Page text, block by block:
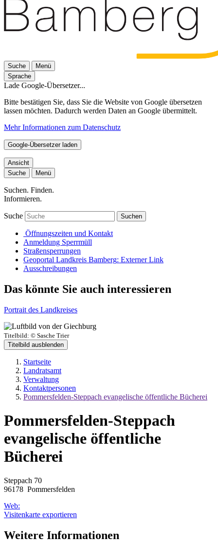
Suche
Menü
Sprache
Lade Google-Übersetzer...
Bitte bestätigen Sie, dass Sie die Website von Google übersetzen
lassen möchten. Dadurch werden Daten an Google übermittelt.
Mehr Informationen zum Datenschutz
Google-Übersetzer laden
Ansicht
Suche
Menü
Suchen. Finden.
Informieren.
Suche Suchen
Öffnungszeiten und Kontakt
Anmeldung Sperrmüll
Straßensperrungen
Geoportal Landkreis Bamberg: Externer Link
Ausschreibungen
Das könnte Sie auch interessieren
Portrait des Landkreises
Titelbild: © Sasche Trier
Titelbild ausblenden
Startseite
Landratsamt
Verwaltung
Kontaktpersonen
Pommersfelden-Steppach evangelische öffentliche Bücherei
Pommersfelden-Steppach
evangelische öffentliche
Bücherei
Steppach 70
96178 Pommersfelden
Web:
Visitenkarte exportieren
Weitere Informationen